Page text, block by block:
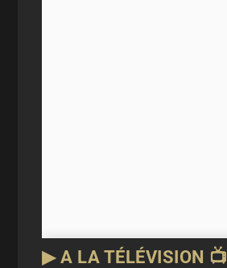
▶ A LA TÉLÉVISION 📺